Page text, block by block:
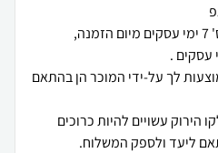
לך על-ידי המוכר הן בהתאם
הירוק עשויים להיות כרוכים
ליעד ולספק המשלוח.